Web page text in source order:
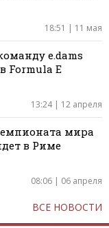
18:51 | 11 мая
e.dams
Formula E
13:24 | 12 апреля
мира
в Риме
08:06 | 06 апреля
ВСЕ НОВОСТИ